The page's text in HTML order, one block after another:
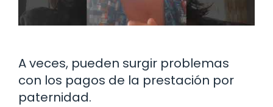
A veces, pueden surgir problemas
con los pagos de la prestación por
paternidad.